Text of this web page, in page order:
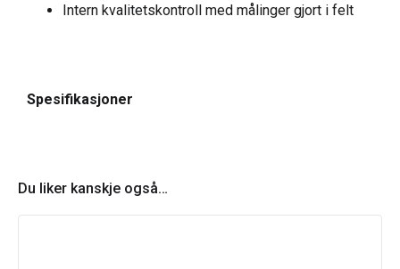
Intern kvalitetskontroll med målinger gjort i felt
Spesifikasjoner
Du liker kanskje også…